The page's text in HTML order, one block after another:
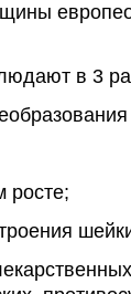
в 3
росте;